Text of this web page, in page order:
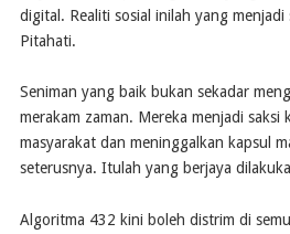
digital. Realiti sosial inilah yang menjadi
Pitahati.
Seniman yang baik bukan sekadar
merakam zaman. Mereka menjadi saksi
masyarakat dan meninggalkan kapsul
seterusnya. Itulah yang berjaya
Algoritma 432 kini boleh distrim di